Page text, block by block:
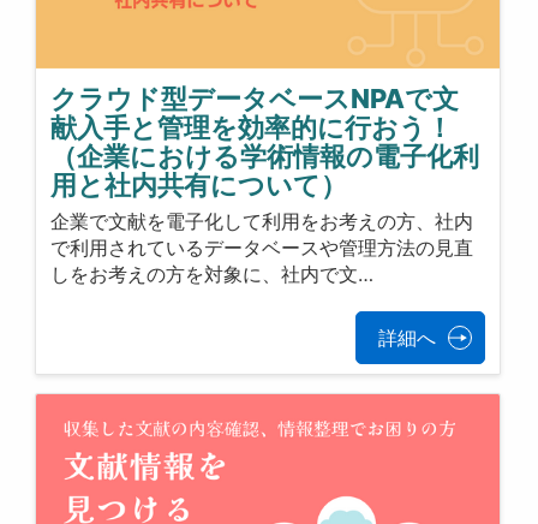
クラウド型データベースNPAで文
献入手と管理を効率的に行おう！
（企業における学術情報の電子化利
用と社内共有について）
企業で文献を電子化して利用をお考えの方、社内
で利用されているデータベースや管理方法の見直
しをお考えの方を対象に、社内で文…
詳細へ